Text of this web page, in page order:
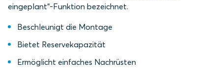
eingeplant“-Funktion bezeichnet.
Beschleunigt die Montage
Bietet Reservekapazität
Ermöglicht einfaches Nachrüsten